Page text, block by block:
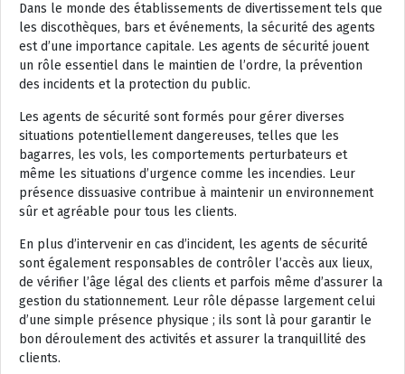
Dans le monde des établissements de divertissement tels que
les discothèques, bars et événements, la sécurité des agents
est d’une importance capitale. Les agents de sécurité jouent
un rôle essentiel dans le maintien de l’ordre, la prévention
des incidents et la protection du public.
Les agents de sécurité sont formés pour gérer diverses
situations potentiellement dangereuses, telles que les
bagarres, les vols, les comportements perturbateurs et
même les situations d’urgence comme les incendies. Leur
présence dissuasive contribue à maintenir un environnement
sûr et agréable pour tous les clients.
En plus d’intervenir en cas d’incident, les agents de sécurité
sont également responsables de contrôler l’accès aux lieux,
de vérifier l’âge légal des clients et parfois même d’assurer la
gestion du stationnement. Leur rôle dépasse largement celui
d’une simple présence physique ; ils sont là pour garantir le
bon déroulement des activités et assurer la tranquillité des
clients.